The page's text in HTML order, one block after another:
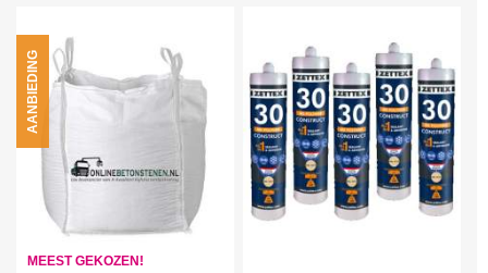
MEEST GEKOZEN!
AANBIEDING